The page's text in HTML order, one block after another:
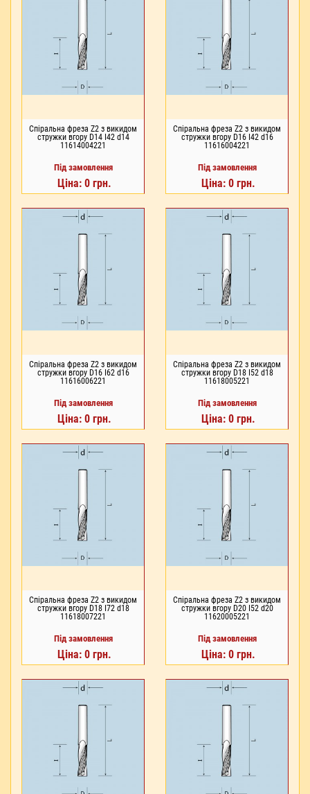
Спіральна фреза Z2 з викидом
стружки вгору D14 I42 d14
11614004221
Під замовлення
Ціна: 0 грн.
Спіральна фреза Z2 з викидом
стружки вгору D16 I42 d16
11616004221
Під замовлення
Ціна: 0 грн.
Спіральна фреза Z2 з викидом
стружки вгору D16 I62 d16
11616006221
Під замовлення
Ціна: 0 грн.
Спіральна фреза Z2 з викидом
стружки вгору D18 I52 d18
11618005221
Під замовлення
Ціна: 0 грн.
Спіральна фреза Z2 з викидом
стружки вгору D18 I72 d18
11618007221
Під замовлення
Ціна: 0 грн.
Спіральна фреза Z2 з викидом
стружки вгору D20 I52 d20
11620005221
Під замовлення
Ціна: 0 грн.